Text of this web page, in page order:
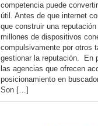
competencia puede
útil. Antes de que internet
que construir una
millones de dispositivos
compulsivamente por otros
gestionar la reputación. En
las agencias que ofrecen
posicionamiento en
Son […]